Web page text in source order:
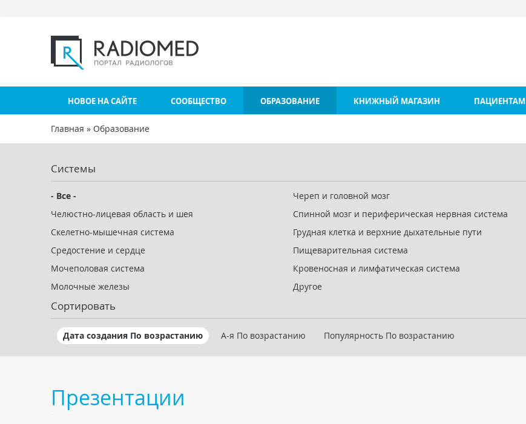
НОВОЕ НА САЙТЕ СООБЩЕСТВО ОБРАЗОВАНИЕ КНИЖНЫЙ МАГАЗИН ПАЦИЕНТАМ
Вы здесь
Главная » Образование
Системы
- Все -
Череп и головной мозг
Челюстно-лицевая область и шея
Спинной мозг и периферическая нервная система
Скелетно-мышечная система
Грудная клетка и верхние дыхательные пути
Средостение и сердце
Пищеварительная система
Мочеполовая система
Кровеносная и лимфатическая система
Молочные железы
Другое
Сортировать
Дата создания По возрастанию А-я По возрастанию Популярность По возрастанию
Презентации